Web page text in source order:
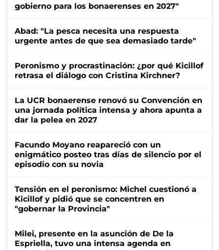
gobierno para los bonaerenses en 2027"
Abad: "La pesca necesita una respuesta
urgente antes de que sea demasiado tarde"
Peronismo y procrastinación: ¿por qué Kicillof
retrasa el diálogo con Cristina Kirchner?
La UCR bonaerense renovó su Convención en
una jornada política intensa y ahora apunta a
dar la pelea en 2027
Facundo Moyano reapareció con un
enigmático posteo tras días de silencio por el
episodio con su novia
Tensión en el peronismo: Michel cuestionó a
Kicillof y pidió que se concentren en
"gobernar la Provincia"
Milei, presente en la asunción de De la
Espriella, tuvo una intensa agenda en